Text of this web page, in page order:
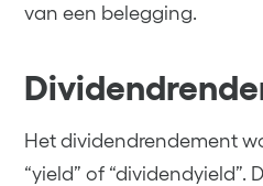
van een belegging.
Het dividendrendement
“yield” of “dividendyield”.